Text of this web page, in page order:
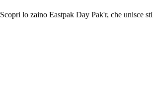
Scopri lo zaino Eastpak Day Pak'r, che unisce